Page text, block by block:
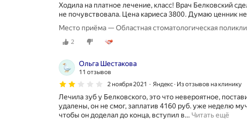
Ходила на платное лечение, класс! Врач Белковский
не почувствовала. Цена кариеса 3800. Думаю ценник
Место приёма — Областная стоматологическая
2
Ольга Шестакова
11 отзывов
2 ноября 2021
Яндекс · Из отзывов на клинику
Лечила зуб у Белковского, это что невероятное,
удалены, он не смог, заплатив 4160 руб. уже неделю
чтобы он доделал до конца, вступил в… Читать ещё